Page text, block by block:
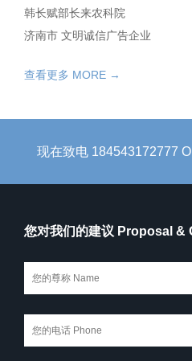
韩长赋部长来农科院
济南市 文明诚信广告企业
查看更多 MORE →
现在致电 184543172777
您对我们的建议 Proposal &